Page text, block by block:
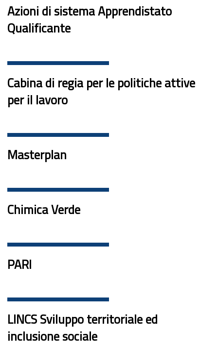
Azioni di sistema Apprendistato
Qualificante
Cabina di regia per le politiche attive
per il lavoro
Masterplan
Chimica Verde
PARI
LINCS Sviluppo territoriale ed
inclusione sociale